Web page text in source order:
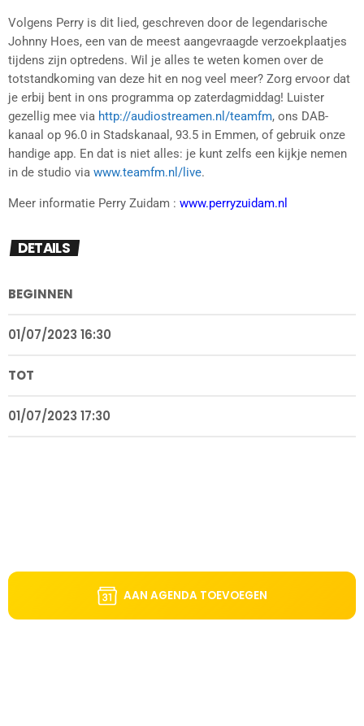
Volgens Perry is dit lied, geschreven door de legendarische
Johnny Hoes, een van de meest aangevraagde verzoekplaatjes
tijdens zijn optredens. Wil je alles te weten komen over de
totstandkoming van deze hit en nog veel meer? Zorg ervoor dat
je erbij bent in ons programma op zaterdagmiddag! Luister
gezellig mee via http://audiostreamen.nl/teamfm, ons DAB-
kanaal op 96.0 in Stadskanaal, 93.5 in Emmen, of gebruik onze
handige app. En dat is niet alles: je kunt zelfs een kijkje nemen
in de studio via www.teamfm.nl/live.
Meer informatie Perry Zuidam : www.perryzuidam.nl
DETAILS
BEGINNEN
01/07/2023 16:30
TOT
01/07/2023 17:30
AAN AGENDA TOEVOEGEN